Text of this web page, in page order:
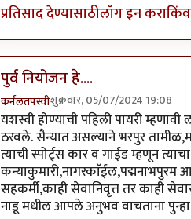
प्रतिसाद देण्यासाठीलॉग इन करा
पुर्व नियोजन हे....
कर्नलतपस्वीशुक्रवार, 05/07/2024 19:08
यशस्वी होण्याची पहिली पायरी
ठरवले. सैन्यात असल्याने भरपुर
त्याची स्पोर्ट्स कार व गाईड म्हणून
कन्याकुमारी,नागरकाॅईल,पद्मनाभपुरम
सहकर्मी,काही सेवानिवृत्त तर काही
नाडू मधील आपले अनुभव वाचताना